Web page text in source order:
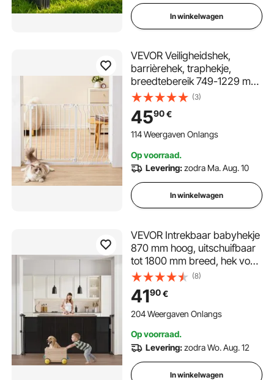
In winkelwagen
VEVOR Veiligheidshek,
barrièrehek, traphekje,
breedtebereik 749-1229 mm,
kinderhek, huisdierhek,
traphekje, dubbelzijdig
draaihek, hoogte 762 mm,
wit kinderhekje, geen boren
(3)
4590€
114 Weergaven Onlangs
Op voorraad.
Levering:zodra Ma. Aug. 10
In winkelwagen
VEVOR Intrekbaar babyhekje
870 mm hoog, uitschuifbaar
tot 1800 mm breed, hek voor
kinderen of huisdieren,
gaasmateriaal, eenvoudig te
installeren, voor
binnentrappen, deuren,
(8)
4190€
204 Weergaven Onlangs
Op voorraad.
Levering:zodra Wo. Aug. 12
In winkelwagen